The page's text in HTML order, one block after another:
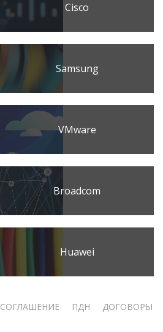
Cisco
Samsung
VMware
Broadcom
Huawei
СОГЛАШЕНИЕ ПДН
ДОГОВОРЫ